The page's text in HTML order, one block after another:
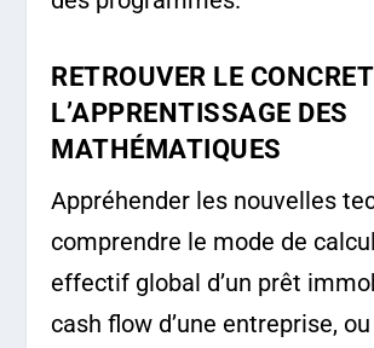
RETROUVER LE
L’APPRENTISSAGE DES
MATHÉMATIQUES
Appréhender les nouvelles
comprendre le mode de
effectif global d’un prêt
cash flow d’une entreprise,